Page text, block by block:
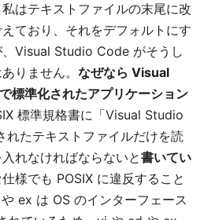
はテキストファイルの末尾に改
ており、それをデフォルトにす
Visual Studio Code がそうし
りません。 なぜなら Visual
標準化されたアプリケーション
標準規格書に「Visual Studio
れたテキストファイルだけを読
れなければならないと書いてい
様でも POSIX に違反すること
ex は OS のインターフェース